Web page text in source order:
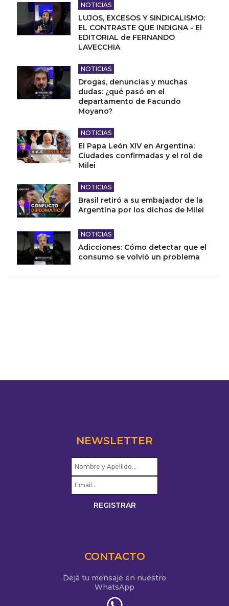
NOTICIAS
LUJOS, EXCESOS Y SINDICALISMO:
EL CONTRASTE QUE INDIGNA - El
EDITORIAL de FERNANDO
LAVECCHIA
NOTICIAS
Drogas, denuncias y muchas
dudas: ¿qué pasó en el
departamento de Facundo
Moyano?
NOTICIAS
El Papa León XIV en Argentina:
Ciudades confirmadas y el rol de
Milei
NOTICIAS
Brasil retiró a su embajador de la
Argentina por los dichos de Milei
NOTICIAS
Adicciones: Cómo detectar que el
consumo se volvió un problema
NEWSLETTER
CONTACTO
Dejá tu mensaje en nuestro
WhatsApp